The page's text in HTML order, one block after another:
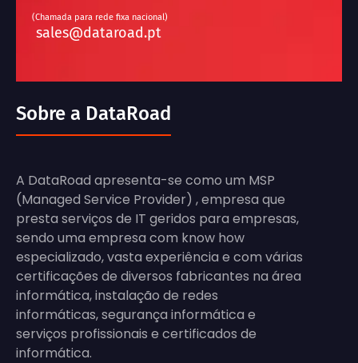
(Chamada para rede fixa nacional)
sales@dataroad.pt
Sobre a DataRoad
A DataRoad apresenta-se como um MSP
(Managed Service Provider) , empresa que
presta serviços de IT geridos para empresas,
sendo uma empresa com know how
especializado, vasta experiência e com várias
certificações de diversos fabricantes na área
informática, instalação de redes
informáticas, segurança informática e
serviços profissionais e certificados de
informática.